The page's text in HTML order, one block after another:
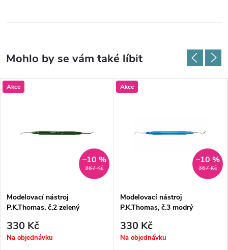
Akce
367 Kč
–10 %
Modelovací nástroj
P.K.Thomas, č.2 zelený
330 Kč
Na objednávku
Akce
367 Kč
–10 %
Modelovací nástroj
P.K.Thomas, č.3 modrý
330 Kč
Na objednávku